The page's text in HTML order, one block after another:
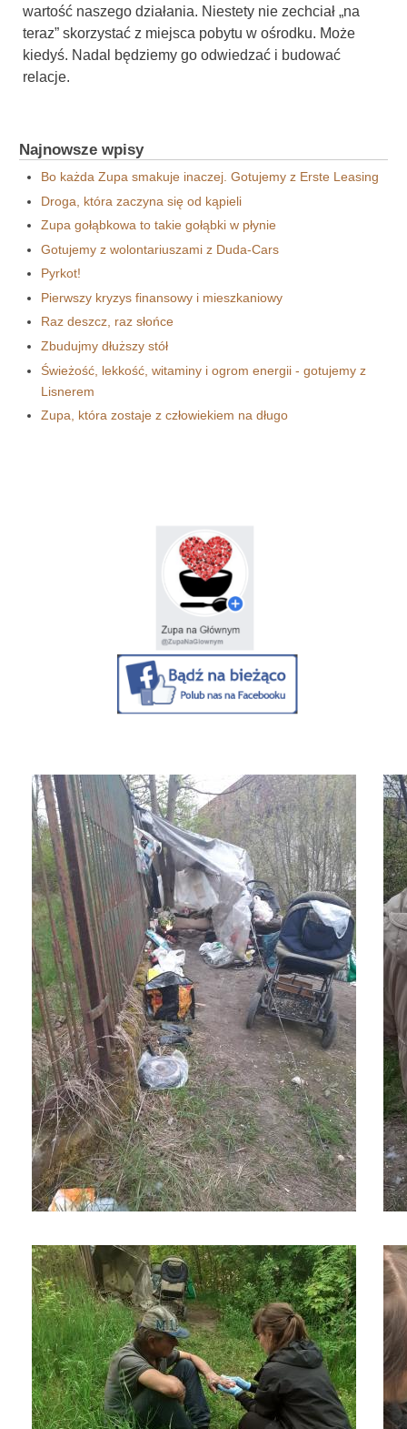
wartość naszego działania. Niestety nie zechciał „na
teraz” skorzystać z miejsca pobytu w ośrodku. Może
kiedyś. Nadal będziemy go odwiedzać i budować
relacje.
Najnowsze wpisy
Bo każda Zupa smakuje inaczej. Gotujemy z Erste Leasing
Droga, która zaczyna się od kąpieli
Zupa gołąbkowa to takie gołąbki w płynie
Gotujemy z wolontariuszami z Duda-Cars
Pyrkot!
Pierwszy kryzys finansowy i mieszkaniowy
Raz deszcz, raz słońce
Zbudujmy dłuższy stół
Świeżość, lekkość, witaminy i ogrom energii - gotujemy z
Lisnerem
Zupa, która zostaje z człowiekiem na długo